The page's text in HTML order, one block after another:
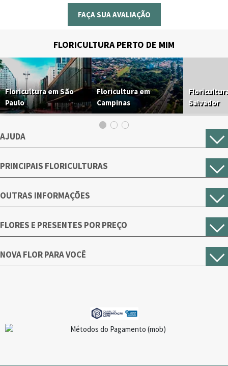
FAÇA SUA AVALIAÇÃO
FLORICULTURA PERTO DE MIM
Floricultura em São
Paulo
Floricultura em
Campinas
Salvador
AJUDA
PRINCIPAIS FLORICULTURAS
OUTRAS INFORMAÇÕES
FLORES E PRESENTES POR PREÇO
NOVA FLOR PARA VOCÊ